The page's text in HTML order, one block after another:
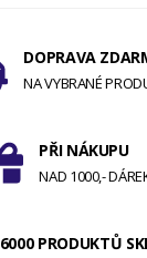
DOPRAVA
NA VYBRANÉ
PŘI NÁKUPU
NAD 1000,-
6000 PRODUKTŮ